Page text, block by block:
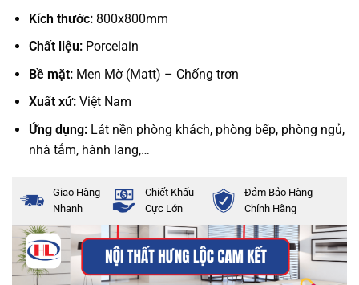
Kích thước:800x800mm
Chất liệu:Porcelain
Bề mặt:Men Mờ (Matt) – Chống trơn
Xuất xứ:Việt Nam
Ứng dụng:Lát nền phòng khách, phòng bếp, phòng ngủ,
nhà tắm, hành lang,…
Giao Hàng
Nhanh
Chiết Khấu
Cực Lớn
Đảm Bảo Hàng
Chính Hãng